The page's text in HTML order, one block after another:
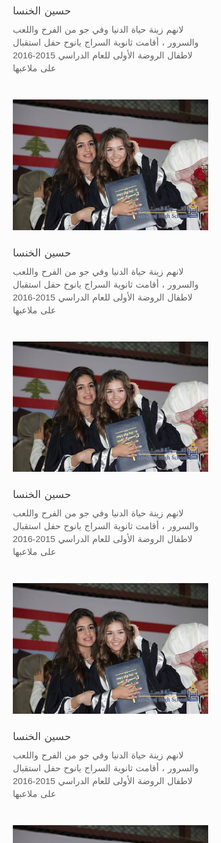
حسين الخنسا
لانهم زينة حياة الدنيا وفي جو من الفرح واللعب
والسرور ، أقامت ثانوية السراج يانوح حفل استقبال
لاطفال الروضة الأولى للعام الدراسي 2015-2016
على ملاعبها
حسين الخنسا
لانهم زينة حياة الدنيا وفي جو من الفرح واللعب
والسرور ، أقامت ثانوية السراج يانوح حفل استقبال
لاطفال الروضة الأولى للعام الدراسي 2015-2016
على ملاعبها
حسين الخنسا
لانهم زينة حياة الدنيا وفي جو من الفرح واللعب
والسرور ، أقامت ثانوية السراج يانوح حفل استقبال
لاطفال الروضة الأولى للعام الدراسي 2015-2016
على ملاعبها
حسين الخنسا
لانهم زينة حياة الدنيا وفي جو من الفرح واللعب
والسرور ، أقامت ثانوية السراج يانوح حفل استقبال
لاطفال الروضة الأولى للعام الدراسي 2015-2016
على ملاعبها